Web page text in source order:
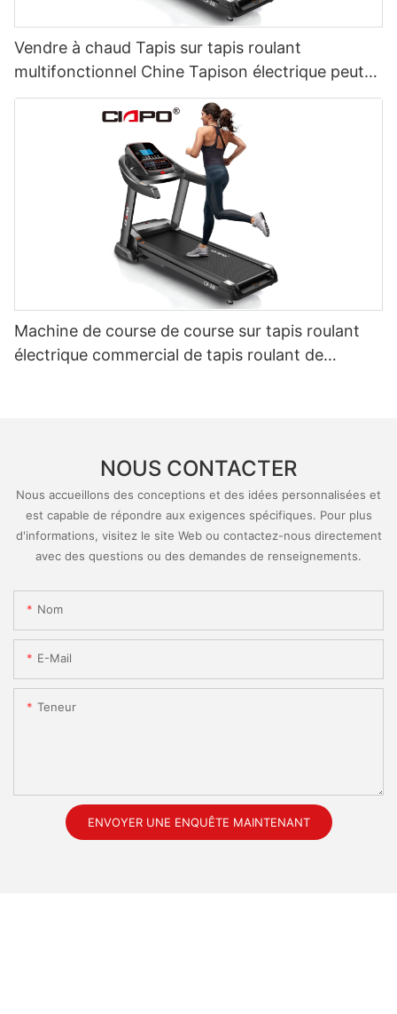
Vendre à chaud Tapis sur tapis roulant
multifonctionnel Chine Tapison électrique peut
être OEM, ODM
Machine de course de course sur tapis roulant
électrique commercial de tapis roulant de
NOUS CONTACTER
Nous accueillons des conceptions et des idées personnalisées et
est capable de répondre aux exigences spécifiques. Pour plus
d'informations, visitez le site Web ou contactez-nous directement
avec des questions ou des demandes de renseignements.
Nom
E-Mail
Teneur
ENVOYER UNE ENQUÊTE MAINTENANT